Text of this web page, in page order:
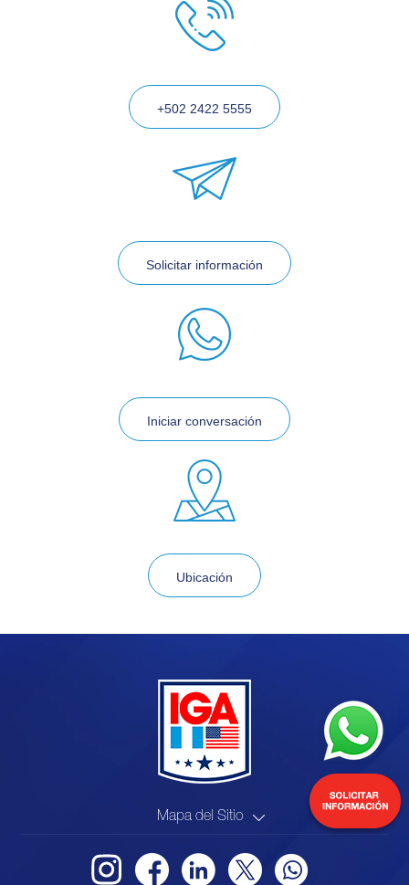
+502 2422 5555
Solicitar información
Iniciar conversación
Ubicación
Mapa del Sitio